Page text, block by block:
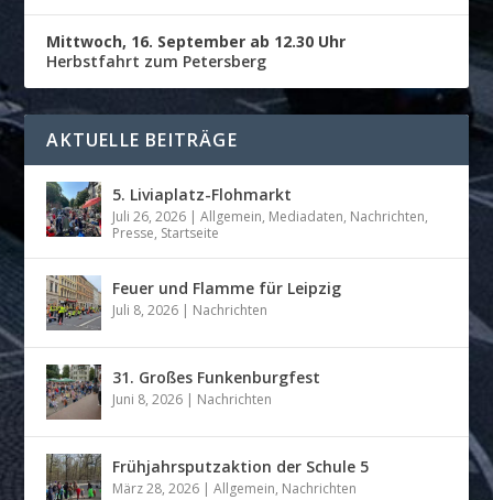
Mittwoch, 16. September ab 12.30 Uhr
Herbstfahrt zum Petersberg
AKTUELLE BEITRÄGE
5. Liviaplatz-Flohmarkt
Juli 26, 2026 |Allgemein, Mediadaten, Nachrichten,
Presse, Startseite
Feuer und Flamme für Leipzig
Juli 8, 2026 | Nachrichten
31. Großes Funkenburgfest
Juni 8, 2026 | Nachrichten
Frühjahrsputzaktion der Schule 5
März 28, 2026 |Allgemein, Nachrichten